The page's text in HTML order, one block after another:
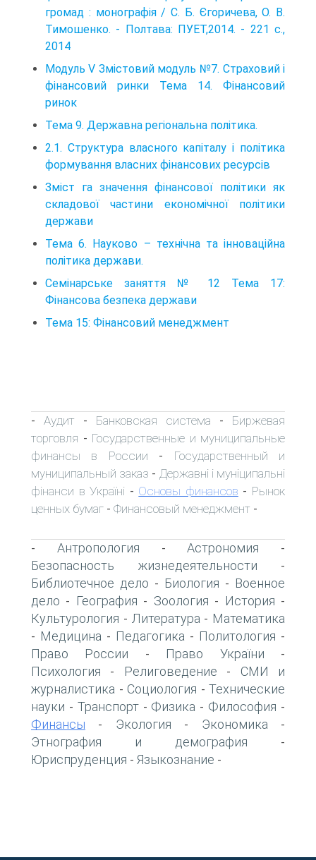
громад : монографія / С. Б. Єгоричева, О. В.
Тимошенко. - Полтава: ПУЕТ,2014. - 221 с.,
2014
Модуль V Змістовий модуль №7. Страховий і
фінансовий ринки Тема 14. Фінансовий
ринок
Тема 9. Державна регіональна політика.
2.1. Структура власного капіталу і політика
формування власних фінансових ресурсів
Зміст га значення фінансової політики як
складової частини економічної політики
держави
Тема 6. Науково – технічна та інноваційна
політика держави.
Семінарське заняття № 12 Тема 17:
Фінансова безпека держави
Тема 15: Фінансовий менеджмент
- Аудит - Банковская система - Биржевая
торговля - Государственные и муниципальные
финансы в России - Государственный и
муниципальный заказ - Державні і муніципальні
фінанси в Україні - Основы финансов - Рынок
ценных бумаг - Финансовый менеджмент -
- Антропология -Астрономия -
Безопасность жизнедеятельности -
Библиотечное дело - Биология - Военное
дело - География - Зоология - История -
Культурология - Литература - Математика
- Медицина - Педагогика - Политология -
Право России - Право України -
Психология - Религоведение - СМИ и
журналистика - Социология - Технические
науки - Транспорт- Физика - Философия -
Финансы - Экология - Экономика -
Этнография и демография -
Юриспруденция - Языкознание -